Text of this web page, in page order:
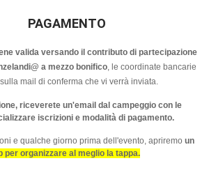
PAGAMENTO
valida versando il contributo di partecipazione
a mezzo bonifico , le coordinate bancarie
mail di conferma che vi verrà inviata.
riceverete un'email dal campeggio con le
iscrizioni e modalità di pagamento.
e qualche giorno prima dell'evento, apriremo un
per organizzare al meglio la tappa.